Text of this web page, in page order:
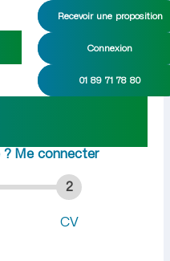
Recevoir une proposition
Connexion
01 89 71 78 80
en-
àCerny-
? Me connecter
2
CV